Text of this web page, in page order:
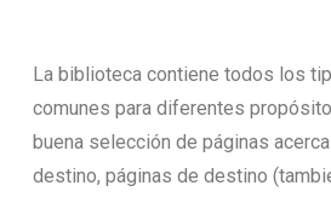
La biblioteca contiene todos los
comunes para diferentes
buena selección de páginas
destino, páginas de destino